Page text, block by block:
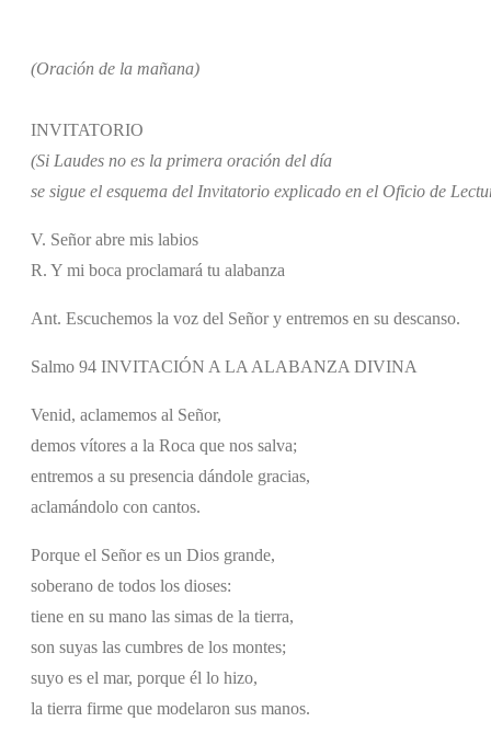
(Oración de la mañana)
INVITATORIO
(Si Laudes no es la primera oración del día
se sigue el esquema del Invitatorio explicado en el Oficio de
V. Señor abre mis labios
R. Y mi boca proclamará tu alabanza
Ant. Escuchemos la voz del Señor y entremos en su descanso.
Salmo 94 INVITACIÓN A LA ALABANZA DIVINA
Venid, aclamemos al Señor,
demos vítores a la Roca que nos salva;
entremos a su presencia dándole gracias,
aclamándolo con cantos.
Porque el Señor es un Dios grande,
soberano de todos los dioses:
tiene en su mano las simas de la tierra,
son suyas las cumbres de los montes;
suyo es el mar, porque él lo hizo,
la tierra firme que modelaron sus manos.